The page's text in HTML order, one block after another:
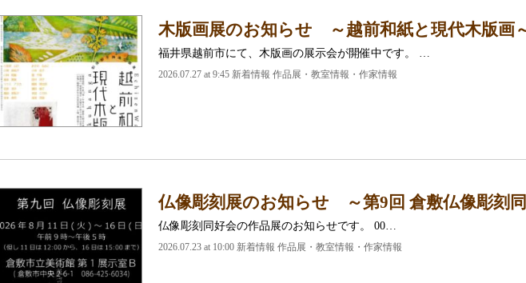
木版画展のお知らせ ～越前和紙と現代木版画
福井県越前市にて、木版画の展示会が開催中です。 …
2026.07.27 at 9:45 新着情報 作品展・教室情報・作家情報
仏像彫刻展のお知らせ ～第9回 倉敷仏像彫刻
仏像彫刻同好会の作品展のお知らせです。 00…
2026.07.23 at 10:00 新着情報 作品展・教室情報・作家情報